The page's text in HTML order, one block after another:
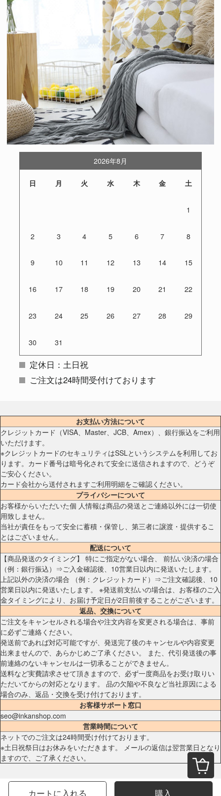
カートに入れる 購入
2026年8月
日 月 火 水 木 金 土
1
2 3 4 5 6 7 8
9 10 11 12 13 14 15
16 17 18 19 20 21 22
23 24 25 26 27 28 29
30 31
定休日：土日祝
ご注文は24時間受付けております
お支払い方法について
クレジットカード（VISA、Master、JCB、Amex）、銀行振込をご利用
いただけます。
※クレジットカードのセキュリティはSSLというシステムを利用してお
ります。カード番号は暗号化されて安全に送信されますので、どうぞ
ご安心ください。
カード会社から送付されますご利用明細をご確認ください。
プライバシーについて
お客様からいただいた個 人情報は商品の発送とご連絡以外には一切使
用致しません。
当社が責任をもって安全に蓄積・保管し、第三者に譲渡・提供するこ
とはございません。
配送について
【商品発送のタイミング】 特にご指定がない場合、 前払い決済の場合
（例：銀行振込）⇒ご入金確認後、10営業日以内に発送いたします。
上記以外の決済の場合 （例：クレジットカード）⇒ご注文確認後、10
営業日以内に発送いたします。 ※発送前支払いの場合は、お客様のご入
金タイミングにより、お届け予定日が2日前後することがございます。
返品、交換について
ご注文をキャンセルされる場合や注文内容を変更される場合は、事前
に必ずご連絡ください。
発送前であれば対応可能ですが、発送完了後のキャンセルや内容変更
出来ませんので、あらかじめご了承ください。 また、代引発送後の事
前連絡のないキャンセルは一切承ることができません。
送料など実費請求させて頂きますので、必ず一度商品をお受け取りい
ただいてからの対応となります。 品の欠陥や不良など当社原因による
場合のみ、返品・交換を受け付けております。
お客様サポート窓口
seo@inkanshop.com
営業時間について
ネットでのご注文は24時間受け付けております。
※土日祝祭日はお休みをいただきます。 メールの返信は翌営業日となり
ますので、ご了承ください。